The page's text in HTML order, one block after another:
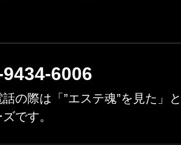
6006
の際は「”エステ魂”を見た」
です。